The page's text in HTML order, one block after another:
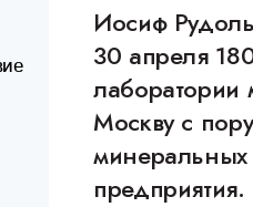
Иосиф
30 апреля
лаборатории
Москву с
минеральных
предприятия.